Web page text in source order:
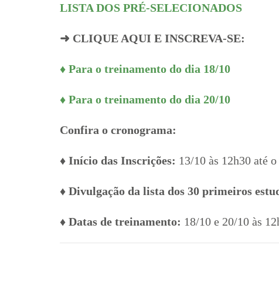
LISTA DOS PRÉ-SELECIONADOS
➜ CLIQUE AQUI E INSCREVA-SE:
♦ Para o treinamento do dia 18/10
♦ Para o treinamento do dia 20/10
Confira o cronograma:
♦ Início das Inscrições: 13/10 às 12h30 até
♦ Divulgação da lista dos 30 primeiros
♦ Datas de treinamento: 18/10 e 20/10 às